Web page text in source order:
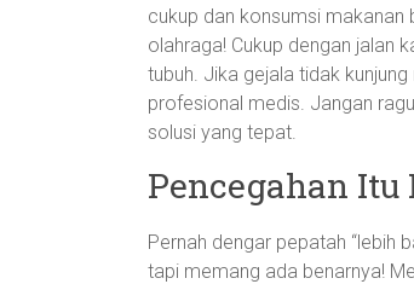
cukup dan konsumsi makanan
olahraga! Cukup dengan jalan
tubuh. Jika gejala tidak
profesional medis. Jangan
solusi yang tepat.
Pencegahan
Pernah dengar pepatah “lebih
tapi memang ada benarnya!